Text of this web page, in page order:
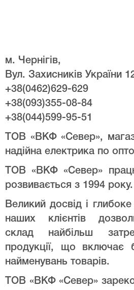
м. Чернігів,
Вул. Захисників України
+38(0462)629-629
+38(093)355-08-84
+38(044)599-95-51
ТОВ «ВКФ «Север»,
надійна електрика по
ТОВ «ВКФ «Север»
розвивається з 1994 року.
Великий досвід і
наших клієнтів
склад найбільш
продукції, що включає
найменувань товарів.
ТОВ «ВКФ «Север»